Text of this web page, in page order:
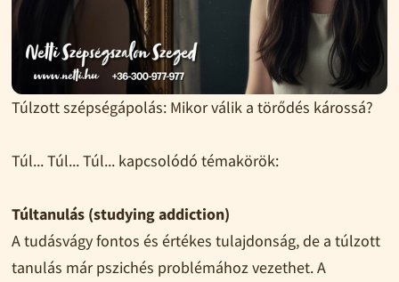
Túlzott szépségápolás: Mikor válik a törődés károssá?
Túl... Túl... Túl... kapcsolódó témakörök:
Túltanulás (studying addiction)
A tudásvágy fontos és értékes tulajdonság, de a túlzott
tanulás már pszichés problémához vezethet. A